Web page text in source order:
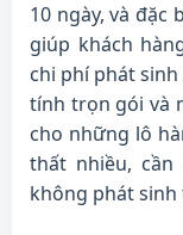
10 ngày, và đặc
giúp khách
chi phí phát
tính trọn gói và
cho những lô
thất nhiều,
không phát